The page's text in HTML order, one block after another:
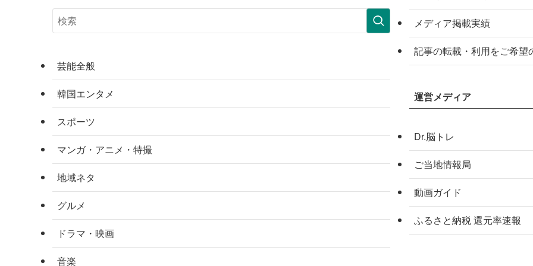
芸能全般
韓国エンタメ
スポーツ
マンガ・アニメ・特撮
地域ネタ
グルメ
ドラマ・映画
音楽
メディア掲載実績
記事の転載・利用をご希望
運営メディア
Dr.脳トレ
ご当地情報局
動画ガイド
ふるさと納税 還元率速報